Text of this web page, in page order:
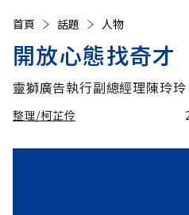
首頁 話題 人物
開放心態找奇才
靈獅廣告執行副總經理陳玲玲
整理/柯芷伶